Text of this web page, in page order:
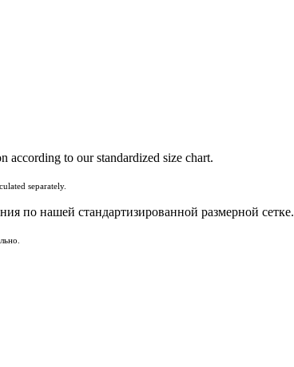
according to our standardized size chart.
separately.
по нашей стандартизированной размерной сетке.